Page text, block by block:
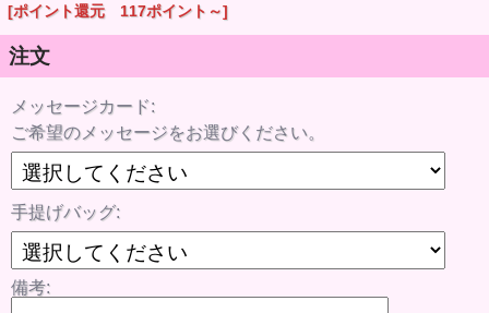
[ポイント還元 117ポイント～]
注文
メッセージカード:
ご希望のメッセージをお選びください。
手提げバッグ:
備考: